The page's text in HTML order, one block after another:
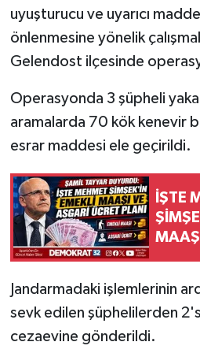
uyuşturucu ve uyarıcı
önlenmesine yönelik
Gelendost ilçesinde
Operasyonda 3 şüpheli
aramalarda 70 kök kenevir
esrar maddesi ele geçirildi.
İŞTE
Jandarmadaki işlemlerinin
sevk edilen şüphelilerden
cezaevine gönderildi.